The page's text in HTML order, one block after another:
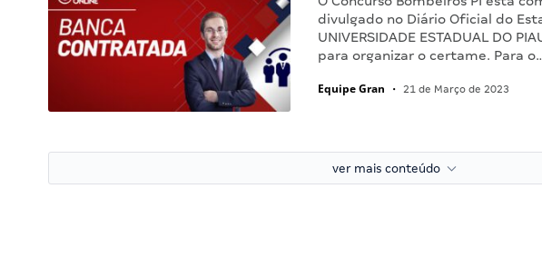
divulgado no Diário Oficial do
UNIVERSIDADE ESTADUAL DO
para organizar o certame. Para
Equipe Gran • 21 de Março de 2023
ver mais conteúdo